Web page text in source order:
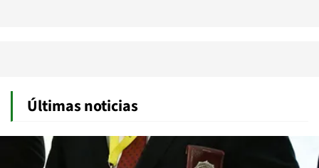
Últimas noticias